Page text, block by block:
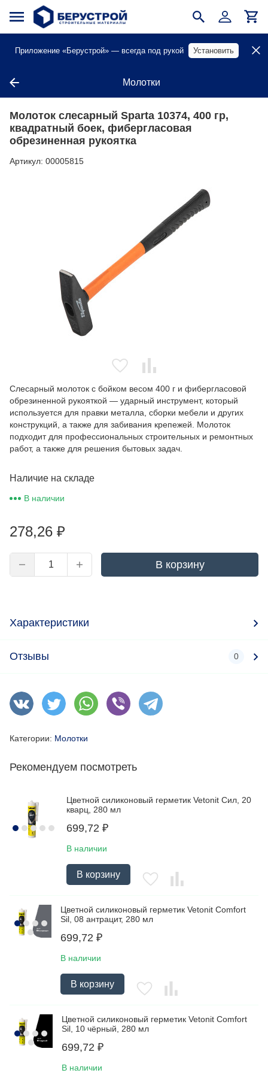
Приложение «Берустрой» — всегда под рукой Установить
Молотки
Молоток слесарный Sparta 10374, 400 гр,
квадратный боек, фибергласовая
обрезиненная рукоятка
Артикул: 00005815
Слесарный молоток с бойком весом 400 г и фибергласовой
обрезиненной рукояткой — ударный инструмент, который
используется для правки металла, сборки мебели и других
конструкций, а также для забивания крепежей. Молоток
подходит для профессиональных строительных и ремонтных
работ, а также для решения бытовых задач.
Наличие на складе
В наличии
278,26 ₽
В корзину
Характеристики
Отзывы 0
Категории: Молотки
Рекомендуем посмотреть
Цветной силиконовый герметик Vetonit Сил, 20
кварц, 280 мл
699,72 ₽
В наличии
В корзину
Цветной силиконовый герметик Vetonit Comfort
Sil, 08 антрацит, 280 мл
699,72 ₽
В наличии
В корзину
Цветной силиконовый герметик Vetonit Comfort
Sil, 10 чёрный, 280 мл
699,72 ₽
В наличии